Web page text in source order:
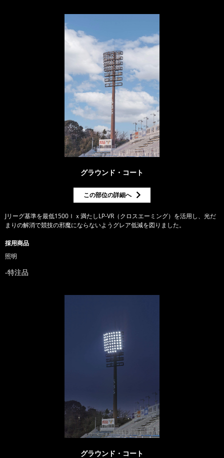
グラウンド・コート
この部位の詳細へ
Jリーグ基準を最低1500ｌｘ満たしLP-VR（クロスエーミング）を活用し、光だ
まりの解消で競技の邪魔にならないようグレア低減を図りました。
採用商品
照明
特注品
グラウンド・コート